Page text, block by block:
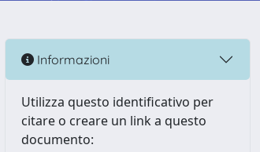
Informazioni
Utilizza questo identificativo per
citare o creare un link a questo
documento: